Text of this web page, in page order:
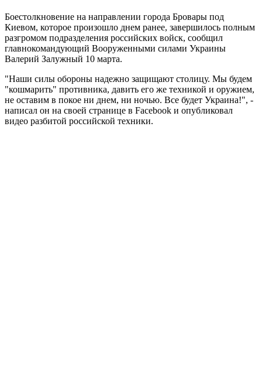
Боестолкновение на направлении города Бровары под
Киевом, которое произошло днем ранее, завершилось полным
разгромом подразделения российских войск, сообщил
главнокомандующий Вооруженными силами Украины
Валерий Залужный 10 марта.
"Наши силы обороны надежно защищают столицу. Мы будем
"кошмарить" противника, давить его же техникой и оружием,
не оставим в покое ни днем, ни ночью. Все будет Украина!", -
написал он на своей странице в Facebook и опубликовал
видео разбитой российской техники.